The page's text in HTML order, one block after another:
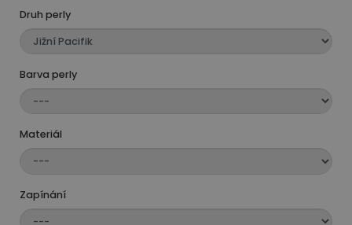
Druh perly
Barva perly
Materiál
Zapínání